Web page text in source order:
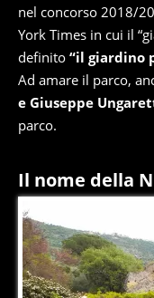
nel concorso 2018/
York Times in cui il
definito “il giardino
Ad amare il parco,
e Giuseppe
parco.
Il nome della